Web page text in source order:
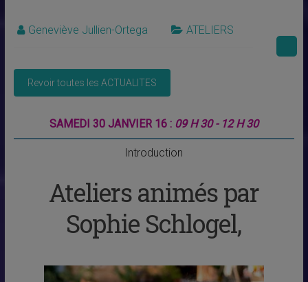
Geneviève Jullien-Ortega ATELIERS
SAMEDI 30 JANVIER 16 : 09 H 30 - 12 H 30
Introduction
Ateliers animés par
Sophie Schlogel,